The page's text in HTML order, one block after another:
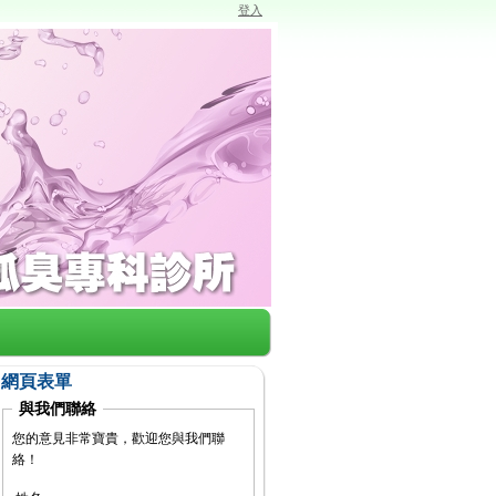
登入
網頁表單
與我們聯絡
您的意見非常寶貴，歡迎您與我們聯
絡！